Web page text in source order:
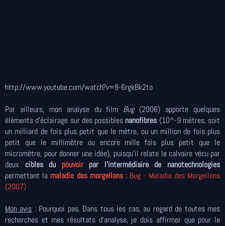
http://www.youtube.com/watch?v=8-6rgkBk2to
Par ailleurs, mon analyse du film Bug(2006) apporte quelques
éléments d'éclairage sur des possibles nanofibres (10^-9 mètres, soit
un milliard de fois plus petit que le mètre, ou un million de fois plus
petit que le millimètre ou encore mille fois plus petit que le
micromètre, pour donner une idée), puisqu'il relate le calvaire vécu par
deux cibles du pouvoirpar l'intermédiaire de nanotechnologies
permettant la maladie des morgellons: Bug - Maladie des Morgellons
(2007)
Mon avis : Pourquoi pas. Dans tous les cas, au regard de toutes mes
recherches et mes résultats d'analyse, je dois affirmer que pour le